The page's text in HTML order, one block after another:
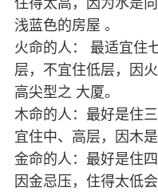
住得太高，因为水是
浅蓝色的房屋 。
火命的人： 最适宜住
层，不宜住低层，因
高尖型之 大厦。
木命的人：最好是住
宜住中、高层，因木是
金命的人：最好是住
因金忌压，住得太低会